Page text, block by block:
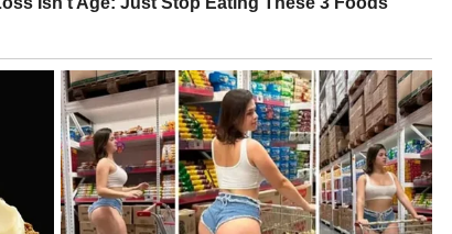
u vašem domu tako da ih temeljito isušite. Redovito
biste uklonili potencijalne ulazne točke. Nadalje, ako
je povremeno očistiti i procijeniti njihovo stanje.
grešaka, savjetuje se da knjige stavite u zamrzivač na
sva jaja srebrne ribice koja su mogla biti prisutna u
preporuča se da ih odmah usisate i sadržaj vrećice
stanovanja. Sve namirnice, osobito one s